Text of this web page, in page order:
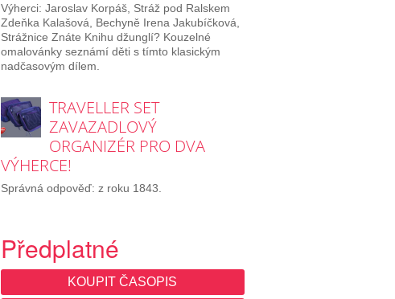
Výherci: Jaroslav Korpáš, Stráž pod Ralskem
Zdeňka Kalašová, Bechyně Irena Jakubíčková,
Strážnice Znáte Knihu džunglí? Kouzelné
omalovánky seznámí děti s tímto klasickým
nadčasovým dílem.
TRAVELLER SET
ZAVAZADLOVÝ
ORGANIZÉR PRO DVA
VÝHERCE!
Správná odpověď: z roku 1843.
Předplatné
KOUPIT ČASOPIS